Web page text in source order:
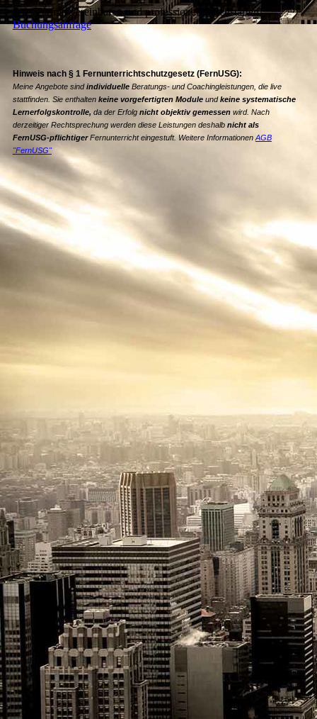
Jetzt Termin vereinbaren und professionell durchstarten!
Buchungsanfrage
Hinweis nach § 1 Fernunterrichtschutzgesetz (FernUSG):
Meine Angebote sindindividuelleBeratungs‑ und Coachingleistungen, die live
stattfinden. Sie enthalten keine vorgefertigten Moduleundkeine systematische
Lernerfolgskontrolle, da der Erfolg nicht objektiv gemessenwird. Nach
derzeitiger Rechtsprechung werden diese Leistungen deshalb nicht als
FernUSG‑pflichtigerFernunterricht eingestuft. Weitere Informationen AGB
"FernUSG"